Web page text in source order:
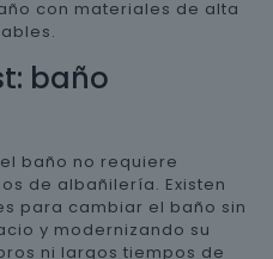
con materiales de alta
baño
baño no requiere
de albañilería. Existen
para cambiar el baño sin
y modernizando su
ni largos tiempos de